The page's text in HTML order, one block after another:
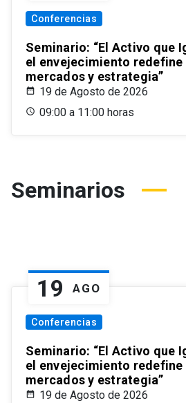
Conferencias
Seminario: “El Activo que
el envejecimiento
mercados y estrategia”
19 de Agosto de 2026
09:00 a 11:00 horas
Seminarios
19 AGO
Conferencias
Seminario: “El Activo que
el envejecimiento
mercados y estrategia”
19 de Agosto de 2026